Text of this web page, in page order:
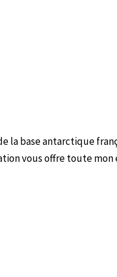
la base antarctique
vous offre toute